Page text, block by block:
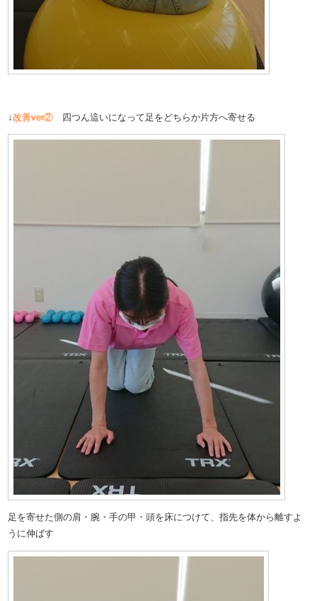
↓改善ver② 四つん這いになって足をどちらか片方へ寄せる
足を寄せた側の肩・腕・手の甲・頭を床につけて、指先を体から離すよ
うに伸ばす